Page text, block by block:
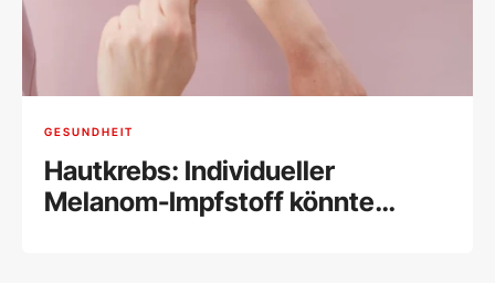
GESUNDHEIT
Hautkrebs: Individueller
Melanom-Impfstoff könnte